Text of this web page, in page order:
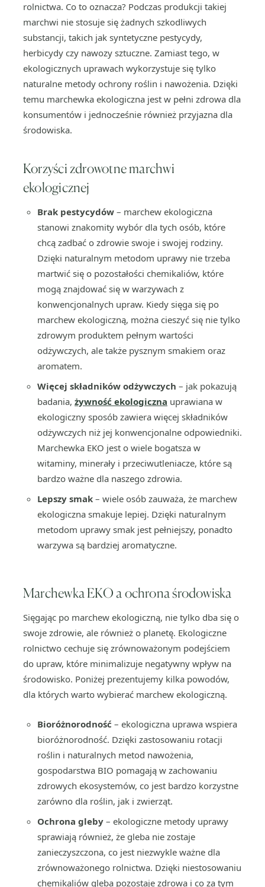
rolnictwa. Co to oznacza? Podczas produkcji takiej
marchwi nie stosuje się żadnych szkodliwych
substancji, takich jak syntetyczne pestycydy,
herbicydy czy nawozy sztuczne. Zamiast tego, w
ekologicznych uprawach wykorzystuje się tylko
naturalne metody ochrony roślin i nawożenia. Dzięki
temu marchewka ekologiczna jest w pełni zdrowa dla
konsumentów i jednocześnie również przyjazna dla
środowiska.
Korzyści zdrowotne marchwi
ekologicznej
Brak pestycydów – marchew ekologiczna
stanowi znakomity wybór dla tych osób, które
chcą zadbać o zdrowie swoje i swojej rodziny.
Dzięki naturalnym metodom uprawy nie trzeba
martwić się o pozostałości chemikaliów, które
mogą znajdować się w warzywach z
konwencjonalnych upraw. Kiedy sięga się po
marchew ekologiczną, można cieszyć się nie tylko
zdrowym produktem pełnym wartości
odżywczych, ale także pysznym smakiem oraz
aromatem.
Więcej składników odżywczych – jak pokazują
badania, żywność ekologiczna uprawiana w
ekologiczny sposób zawiera więcej składników
odżywczych niż jej konwencjonalne odpowiedniki.
Marchewka EKO jest o wiele bogatsza w
witaminy, minerały i przeciwutleniacze, które są
bardzo ważne dla naszego zdrowia.
Lepszy smak – wiele osób zauważa, że marchew
ekologiczna smakuje lepiej. Dzięki naturalnym
metodom uprawy smak jest pełniejszy, ponadto
warzywa są bardziej aromatyczne.
Marchewka EKO a ochrona środowiska
Sięgając po marchew ekologiczną, nie tylko dba się o
swoje zdrowie, ale również o planetę. Ekologiczne
rolnictwo cechuje się zrównoważonym podejściem
do upraw, które minimalizuje negatywny wpływ na
środowisko. Poniżej prezentujemy kilka powodów,
dla których warto wybierać marchew ekologiczną.
Bioróżnorodność – ekologiczna uprawa wspiera
bioróżnorodność. Dzięki zastosowaniu rotacji
roślin i naturalnych metod nawożenia,
gospodarstwa BIO pomagają w zachowaniu
zdrowych ekosystemów, co jest bardzo korzystne
zarówno dla roślin, jak i zwierząt.
Ochrona gleby – ekologiczne metody uprawy
sprawiają również, że gleba nie zostaje
zanieczyszczona, co jest niezwykle ważne dla
zrównoważonego rolnictwa. Dzięki niestosowaniu
chemikaliów gleba pozostaje zdrowa i co za tym